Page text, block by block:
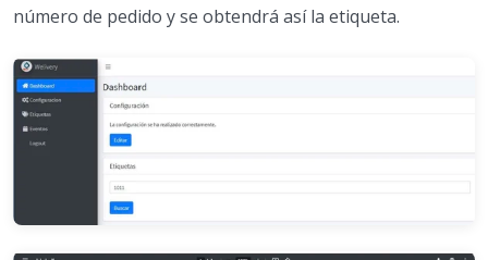
número de pedido y se obtendrá así la etiqueta.